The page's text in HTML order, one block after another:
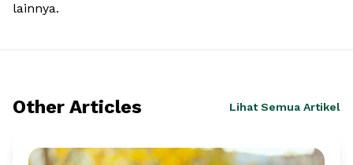
lainnya.
Other Articles Lihat Semua Artikel